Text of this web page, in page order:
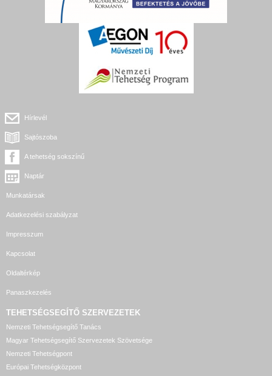
Hírlevél
Sajtószoba
A tehetség sokszínű
Naptár
Munkatársak
Adatkezelési szabályzat
Impresszum
Kapcsolat
Oldaltérkép
Panaszkezelés
TEHETSÉGSEGÍTŐ SZERVEZETEK
Nemzeti Tehetségsegítő Tanács
Magyar Tehetségsegítő Szervezetek Szövetsége
Nemzeti Tehetségpont
Európai Tehetségközpont